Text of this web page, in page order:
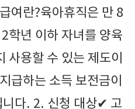
여란?육아휴직은 만 8
학년 이하 자녀를 양육
사용할 수 있는 제도이
급하는 소득 보전금이
니다. 2. 신청 대상✔ 고